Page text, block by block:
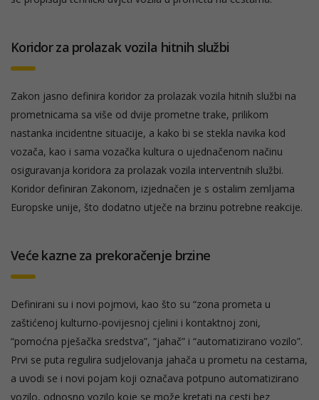
Koridor za prolazak vozila hitnih službi
Zakon jasno definira koridor za prolazak vozila hitnih službi na
prometnicama sa više od dvije prometne trake, prilikom
nastanka incidentne situacije, a kako bi se stekla navika kod
vozača, kao i sama vozačka kultura o ujednačenom načinu
osiguravanja koridora za prolazak vozila interventnih službi.
Koridor definiran Zakonom, izjednačen je s ostalim zemljama
Europske unije, što dodatno utječe na brzinu potrebne reakcije.
Veće kazne za prekoračenje brzine
Definirani su i novi pojmovi, kao što su “zona prometa u
zaštićenoj kulturno-povijesnoj cjelini i kontaktnoj zoni,
“pomoćna pješačka sredstva”, “jahač” i “automatizirano vozilo”.
Prvi se puta regulira sudjelovanja jahača u prometu na cestama,
a uvodi se i novi pojam koji označava potpuno automatizirano
vozilo, odnosno vozilo koje se može kretati na cesti bez